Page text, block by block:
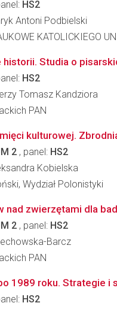
HS2
Antoni Podbielski
KATOLICKIEGO
historii. Studia o
HS2
Tomasz Kandziora
PAN
kulturowej.
2 , panel: HS2
Kobielska
Wydział Polonistyki
nad zwierzętami dla
2 , panel: HS2
Barcz
PAN
1989 roku. Strategie i
HS2